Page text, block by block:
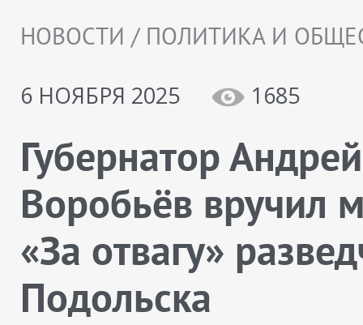
НОВОСТИ / ПОЛИТИКА И
6 НОЯБРЯ 2025
1685
Губернатор Андрей
Воробьёв вручил
«За отвагу»
Подольска